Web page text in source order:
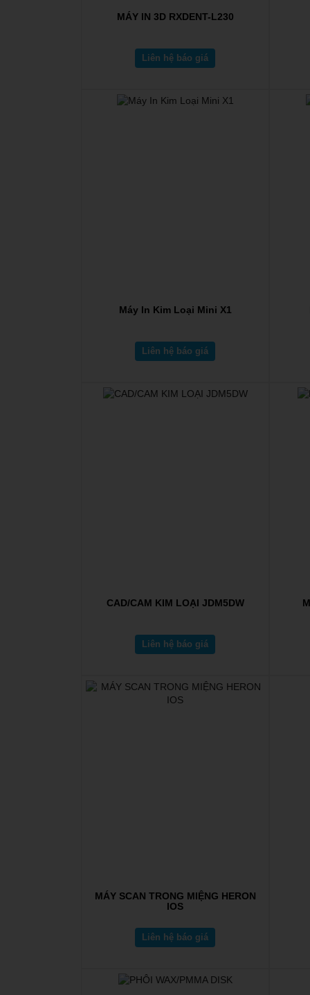
MÁY IN 3D RXDENT-L230
Liên hệ báo giá
Máy In Kim Loại Mini X1
Liên hệ báo giá
CAD/CAM KIM LOẠI JDM5DW
Liên hệ báo giá
MÁY SCAN TRONG MIỆNG HERON
IOS
Liên hệ báo giá